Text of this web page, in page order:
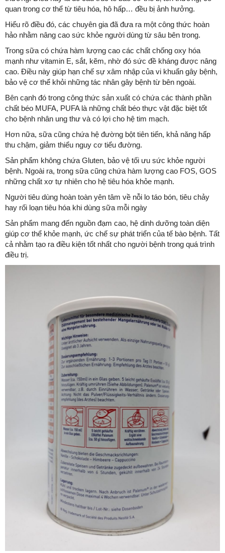
quan trong cơ thể từ tiêu hóa, hô hấp… đều bị ảnh hưởng.
Hiểu rõ điều đó, các chuyên gia đã đưa ra một công thức hoàn
hảo nhằm nâng cao sức khỏe người dùng từ sâu bên trong.
Trong sữa có chứa hàm lượng cao các chất chống oxy hóa
mạnh như vitamin E, sắt, kẽm, nhờ đó sức đề kháng được nâng
cao. Điều này giúp hạn chế sự xâm nhập của vi khuẩn gây bệnh,
bảo vệ cơ thể khỏi những tác nhân gây bệnh từ bên ngoài.
Bên cạnh đó trong công thức sản xuất có chứa các thành phần
chất béo MUFA, PUFA là những chất béo thực vật đặc biệt tốt
cho bệnh nhân ung thư và có lợi cho hệ tim mạch.
Hơn nữa, sữa cũng chứa hệ đường bột tiên tiến, khả năng hấp
thu chậm, giảm thiểu nguy cơ tiểu đường.
Sản phẩm không chứa Gluten, bảo vệ tối ưu sức khỏe người
bệnh. Ngoài ra, trong sữa cũng chứa hàm lượng cao FOS, GOS
những chất xơ tự nhiên cho hệ tiêu hóa khỏe mạnh.
Người tiêu dùng hoàn toàn yên tâm về nỗi lo táo bón, tiêu chảy
hay rối loạn tiêu hóa khi dùng sữa mỗi ngày
Sản phẩm mang đến nguồn đạm cao, hệ dinh dưỡng toàn diện
giúp cơ thể khỏe mạnh, ức chế sự phát triển của tế bào bệnh. Tất
cả nhằm tạo ra điều kiện tốt nhất cho người bệnh trong quá trình
điều trị.